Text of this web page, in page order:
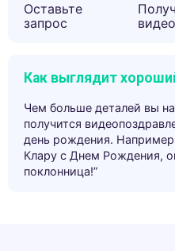
Оставьте
запрос
видео
Как выглядит
Чем больше деталей вы
получится
день рождения.
Клару с Днем Рождения,
поклонница!”